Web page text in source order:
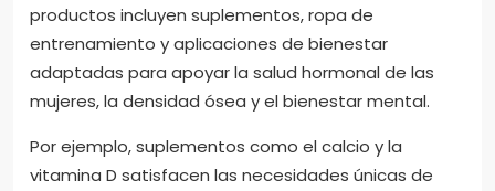
productos incluyen suplementos, ropa de
entrenamiento y aplicaciones de bienestar
adaptadas para apoyar la salud hormonal de las
mujeres, la densidad ósea y el bienestar mental.
Por ejemplo, suplementos como el calcio y la
vitamina D satisfacen las necesidades únicas de